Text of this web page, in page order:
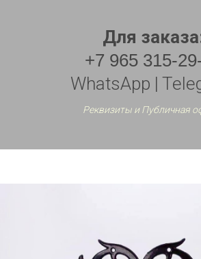
Для
+7 965 315-
WhatsApp |
Реквизиты и Публичная